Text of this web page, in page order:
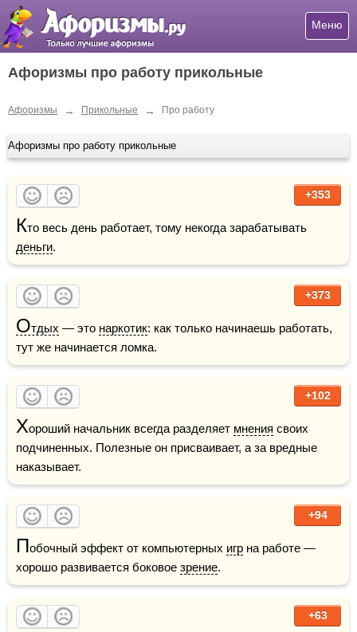
Меню
Афоризмы про работу прикольные
Афоризмы → Прикольные → Про работу
Афоризмы про работу прикольные
+353
К
деньги.
+373
Отдых — это наркотик: как только начинаешь работать,
тут же начинается ломка.
+102
Хороший начальник всегда разделяет мнения своих
подчиненных. Полезные он присваивает, а за вредные
наказывает.
+94
Побочный эффект от компьютерных игр на работе —
хорошо развивается боковое зрение.
+63